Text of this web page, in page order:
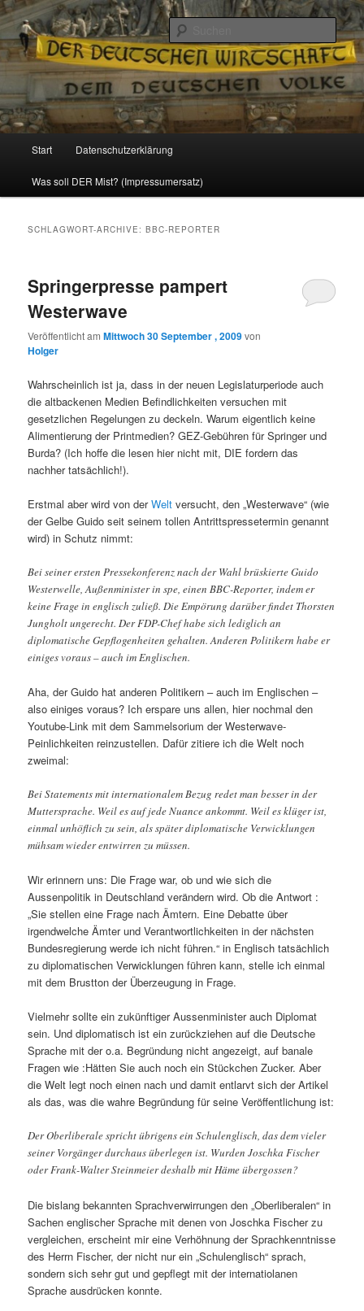
Reizzentrum
Politik, Wirtschaft, Soziales und Gesellschaft
Zum
Inhalt
Zum
sekundären
Start Datenschutzerklärung
Was soll DER Mist? (Impressumersatz)
SCHLAGWORT-ARCHIVE:BBC-REPORTER
Springerpresse pampert
Westerwave
Veröffentlicht amMittwoch 30 September , 2009von
Holger
Wahrscheinlich ist ja, dass in der neuen Legislaturperiode auch
die altbackenen Medien Befindlichkeiten versuchen mit
gesetzlichen Regelungen zu deckeln. Warum eigentlich keine
Alimentierung der Printmedien? GEZ-Gebühren für Springer und
Burda? (Ich hoffe die lesen hier nicht mit, DIE fordern das
nachher tatsächlich!).
Erstmal aber wird von derWelt versucht, den „Westerwave“ (wie
der Gelbe Guido seit seinem tollen Antrittspressetermin genannt
wird) in Schutz nimmt:
Bei seiner ersten Pressekonferenz nach der Wahl brüskierte Guido
Westerwelle, Außenminister in spe, einen BBC-Reporter, indem er
keine Frage in englisch zuließ. Die Empörung darüber findet Thorsten
Jungholt ungerecht. Der FDP-Chef habe sich lediglich an
diplomatische Gepflogenheiten gehalten. Anderen Politikern habe er
einiges voraus – auch im Englischen.
Aha, der Guido hat anderen Politikern – auch im Englischen –
also einiges voraus? Ich erspare uns allen, hier nochmal den
Youtube-Link mit dem Sammelsorium der Westerwave-
Peinlichkeiten reinzustellen. Dafür zitiere ich die Welt noch
zweimal:
Bei Statements mit internationalem Bezug redet man besser in der
Muttersprache. Weil es auf jede Nuance ankommt. Weil es klüger ist,
einmal unhöflich zu sein, als später diplomatische Verwicklungen
mühsam wieder entwirren zu müssen.
Wir erinnern uns: Die Frage war, ob und wie sich die
Aussenpolitik in Deutschland verändern wird. Ob die Antwort :
„Sie stellen eine Frage nach Ämtern. Eine Debatte über
irgendwelche Ämter und Verantwortlichkeiten in der nächsten
Bundesregierung werde ich nicht führen.“ in Englisch tatsächlich
zu diplomatischen Verwicklungen führen kann, stelle ich einmal
mit dem Brustton der Überzeugung in Frage.
Vielmehr sollte ein zukünftiger Aussenminister auch Diplomat
sein. Und diplomatisch ist ein zurückziehen auf die Deutsche
Sprache mit der o.a. Begründung nicht angezeigt, auf banale
Fragen wie :Hätten Sie auch noch ein Stückchen Zucker. Aber
die Welt legt noch einen nach und damit entlarvt sich der Artikel
als das, was die wahre Begründung für seine Veröffentlichung ist:
Der Oberliberale spricht übrigens ein Schulenglisch, das dem vieler
seiner Vorgänger durchaus überlegen ist. Wurden Joschka Fischer
oder Frank-Walter Steinmeier deshalb mit Häme übergossen?
Die bislang bekannten Sprachverwirrungen den „Oberliberalen“ in
Sachen englischer Sprache mit denen von Joschka Fischer zu
vergleichen, erscheint mir eine Verhöhnung der Sprachkenntnisse
des Herrn Fischer, der nicht nur ein „Schulenglisch“ sprach,
sondern sich sehr gut und gepflegt mit der internatiolanen
Sprache ausdrücken konnte.